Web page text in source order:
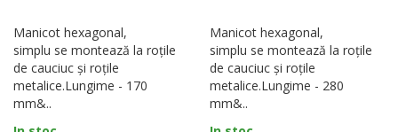
Manicot hexagonal,
simplu se montează la roţile
de cauciuc şi roţile
metalice.Lungime - 170
mm&..
Manicot hexagonal,
simplu se montează la roţile
de cauciuc şi roţile
metalice.Lungime - 280
mm&..